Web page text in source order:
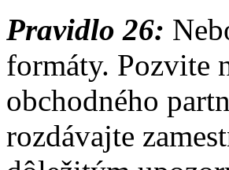
Pravidlo 26:
formáty. Pozvite
obchodného
rozdávajte